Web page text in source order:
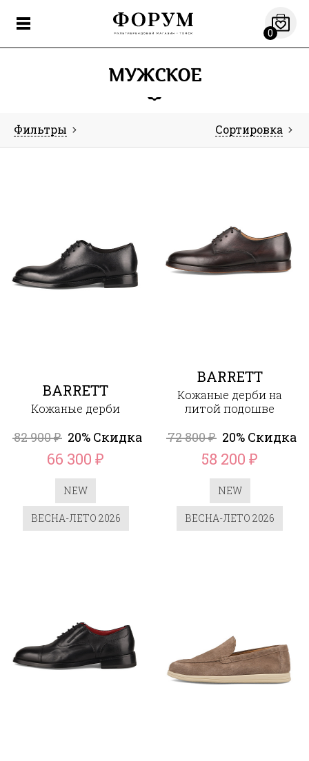
0
МУЖСКОЕ
Фильтры Сортировка
BARRETT
Кожаные дерби
82 900₽ 20% Скидка
66 300₽
NEW
ВЕСНА-ЛЕТО 2026
BARRETT
Кожаные дерби на
литой подошве
72 800₽ 20% Скидка
58 200₽
NEW
ВЕСНА-ЛЕТО 2026